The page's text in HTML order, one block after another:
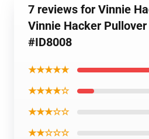
7 reviews for Vinnie
Vinnie Hacker
#ID8008
★★★★★
★★★★☆
★★★☆☆
★★☆☆☆